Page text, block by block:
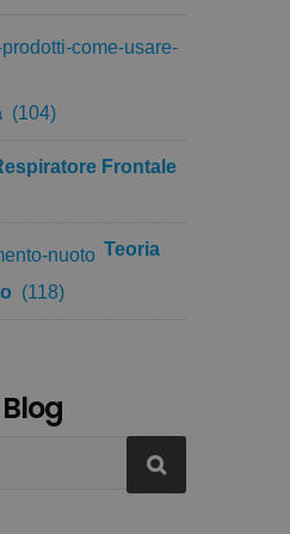
(104)
Frontale
Teoria
(118)